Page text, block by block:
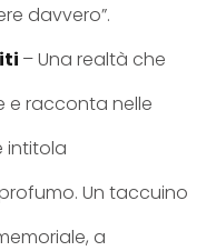
davvero”.
– Una realtà che
e racconta nelle
intitola
Un taccuino
a